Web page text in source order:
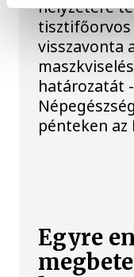
helyzetére
tisztifőorvos
visszavonta
határozatát
pénteken az
Egyre